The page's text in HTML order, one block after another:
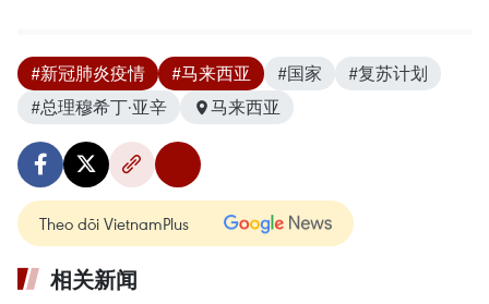
#新冠肺炎疫情 #马来西亚 #国家
#复苏计划
#总理穆希丁·亚辛
马来西亚
Theo dõi VietnamPlus
相关新闻